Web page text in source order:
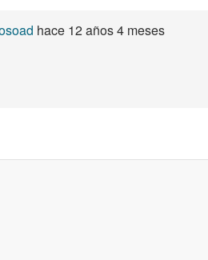
hace 12 años 4 meses